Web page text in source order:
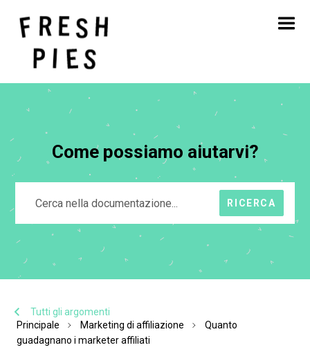
Casa
Circa
Il nostro lavoro
Come possiamo aiutarvi?
RICERCA
Tutti gli argomenti
Principale
Marketing di affiliazione
Quanto
guadagnano i marketer affiliati